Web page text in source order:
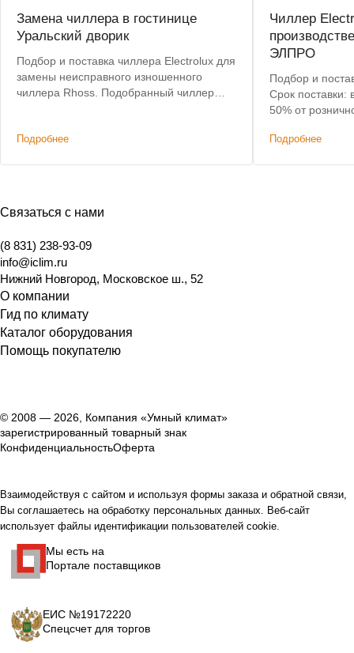
Замена чиллера в гостинице
Уральский дворик
Подбор и поставка чиллера Electrolux для
замены неисправного изношенного
чиллера Rhoss. Подобранный чиллер
изменений.
Подробнее
Чиллер
ЭЛПРО
Подбор и
Срок поставки:
50% от
Подробнее
Связаться с нами
(8 831) 238-93-09
info@iclim.ru
Нижний Новгород, Московское ш., 52
О компании
Гид по климату
Каталог оборудования
Помощь покупателю
© 2008 — 2026, Компания «Умный климат»
зарегистрированный товарный знак
КонфиденциальностьОферта
Взаимодействуя с сайтом и используя формы заказа и обратной связи,
Вы соглашаетесь на обработку персональных данных. Веб-сайт
использует файлы идентификации пользователей cookie.
Мы есть на
Портале поставщиков
ЕИС №19172220
Спецсчет для торгов